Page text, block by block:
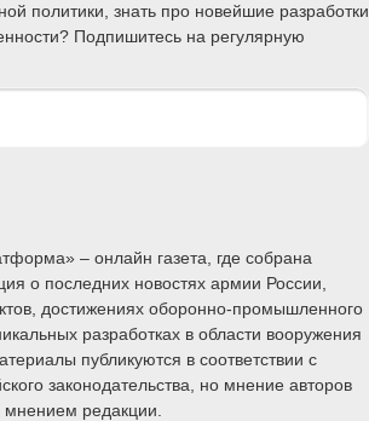
политики, знать про новейшие разработки
Подпишитесь на регулярную
– онлайн газета, где собрана
о последних новостях армии России,
достижениях оборонно-промышленного
разработках в области вооружения
публикуются в соответствии с
законодательства, но мнение авторов
редакции.